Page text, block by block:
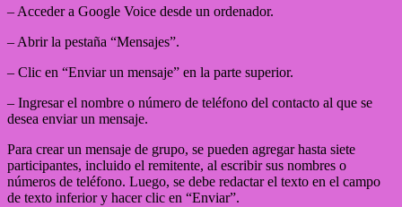
– Acceder a Google Voice desde un ordenador.
– Abrir la pestaña “Mensajes”.
– Clic en “Enviar un mensaje” en la parte superior.
– Ingresar el nombre o número de teléfono del contacto al que se
desea enviar un mensaje.
Para crear un mensaje de grupo, se pueden agregar hasta siete
participantes, incluido el remitente, al escribir sus nombres o
números de teléfono. Luego, se debe redactar el texto en el campo
de texto inferior y hacer clic en “Enviar”.